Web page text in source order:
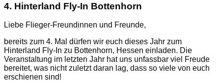
4. Hinterland Fly-In Bottenhorn
Liebe Flieger-Freundinnen und Freunde,
bereits zum 4. Mal dürfen wir euch dieses Jahr zum
Hinterland Fly-In zu Bottenhorn, Hessen einladen. Die
Veranstaltung im letzten Jahr hat uns unfassbar viel Freude
bereitet, was nicht zuletzt daran lag, dass so viele von euch
erschienen sind!